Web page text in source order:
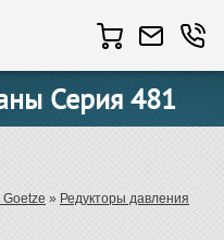
Серия 481
»Редукторы давления